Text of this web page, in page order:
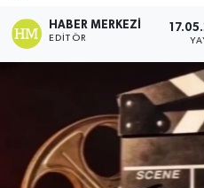
HABER MERKEZI
EDITÖR